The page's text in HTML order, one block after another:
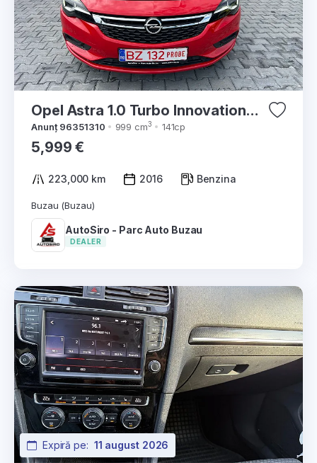
Opel Astra 1.0 Turbo Innovation
2016
Anunț 96351310 999 cm3 141cp
5,999 €
223,000 km 2016 Benzina
Buzau (Buzau)
AutoSiro - Parc Auto Buzau
DEALER
Expiră pe: 11 august 2026